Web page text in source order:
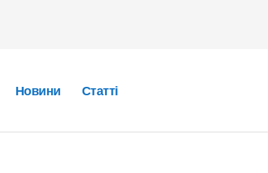
Новини Статті